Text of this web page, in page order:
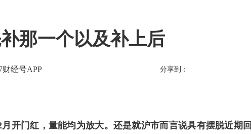
那一个以及补上后
财经号APP 分享到：
开门红，量能均为放大。还是就沪市而言说具有摆脱近期回